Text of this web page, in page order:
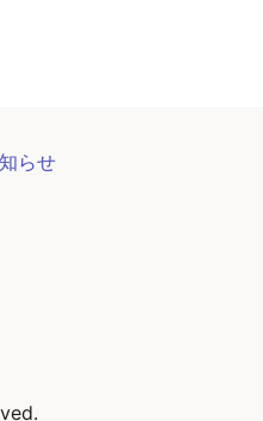
らせ